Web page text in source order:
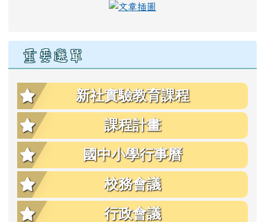
重要選單
新社實驗教育課程
課程計畫
國中小學行事曆
校務會議
行政會議